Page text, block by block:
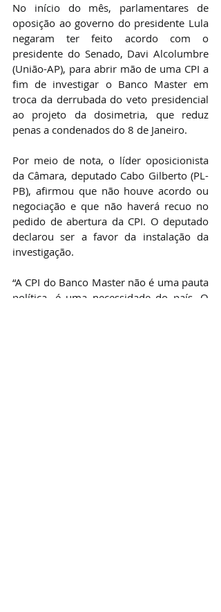
No início do mês, parlamentares de
oposição ao governo do presidente Lula
negaram ter feito acordo com o
presidente do Senado, Davi Alcolumbre
(União-AP), para abrir mão de uma CPI a
fim de investigar o Banco Master em
troca da derrubada do veto presidencial
ao projeto da dosimetria, que reduz
penas a condenados do 8 de Janeiro.
Por meio de nota, o líder oposicionista
da Câmara, deputado Cabo Gilberto (PL-
PB), afirmou que não houve acordo ou
negociação e que não haverá recuo no
pedido de abertura da CPI. O deputado
declarou ser a favor da instalação da
investigação.
“A CPI do Banco Master não é uma pauta
política, é uma necessidade do país. O